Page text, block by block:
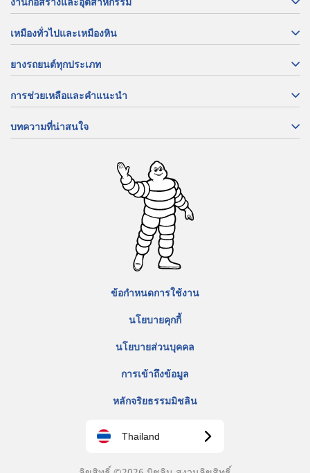
เหมืองทั่วไปและเหมืองหิน
ยางรถยนต์ทุกประเภท
การช่วยเหลือและคำแนะนำ
บทความที่น่าสนใจ
ข้อกำหนดการใช้งาน
นโยบายคุกกี้
นโยบายส่วนบุคคล
การเข้าถึงข้อมูล
หลักจริยธรรมมิชลิน
Thailand